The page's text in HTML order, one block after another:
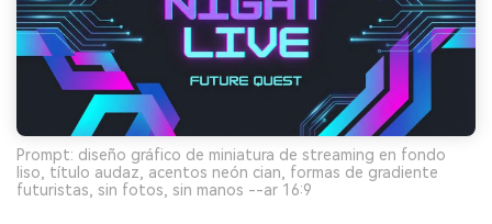
Prompt: diseño gráfico de miniatura de streaming en fondo
liso, título audaz, acentos neón cian, formas de gradiente
futuristas, sin fotos, sin manos --ar 16:9